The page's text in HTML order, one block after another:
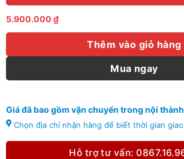
5.900.000 ₫
Thêm vào giỏ hàng
Mua ngay
Giá đã bao gồm vận chuyển trong nội
Chọn địa chỉ nhận hàng để biết thời gian giao
Hỗ trợ tư vấn: